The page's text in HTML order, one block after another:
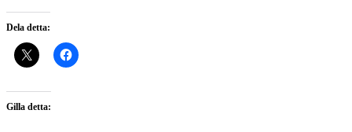
Dela detta:
Gilla detta: